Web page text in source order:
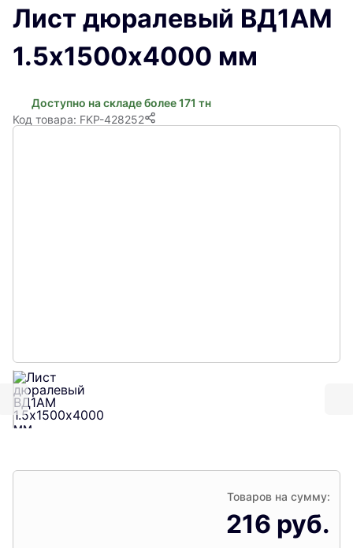
Лист дюралевый ВД1АМ
1.5х1500х4000 мм
Доступно на складе более 171 тн
Код товара: FKP-428252
Товаров на сумму:
216 руб.